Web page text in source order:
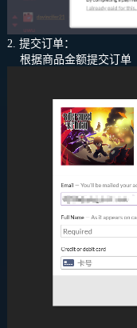
2. 提交订单：
根据商品金额提交订单